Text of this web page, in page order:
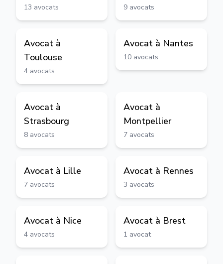
13 avocats 9 avocats
Avocat à
Toulouse
4 avocats
Avocat à Nantes
10 avocats
Avocat à
Strasbourg
8 avocats
Avocat à
Montpellier
7 avocats
Avocat à Lille
7 avocats
Avocat à Rennes
3 avocats
Avocat à Nice
4 avocats
Avocat à Brest
1 avocat